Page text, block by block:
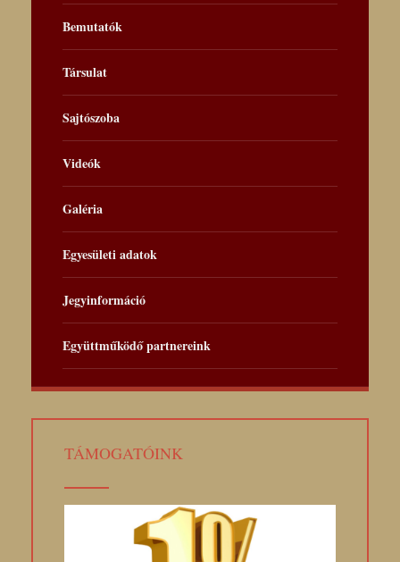
Bemutatók
Társulat
Sajtószoba
Videók
Galéria
Egyesületi adatok
Jegyinformáció
Együttműködő partnereink
TÁMOGATÓINK